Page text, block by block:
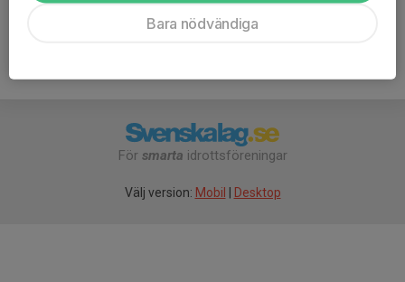
För smarta idrottsföreningar
Välj version: Mobil Desktop
Bara nödvändiga